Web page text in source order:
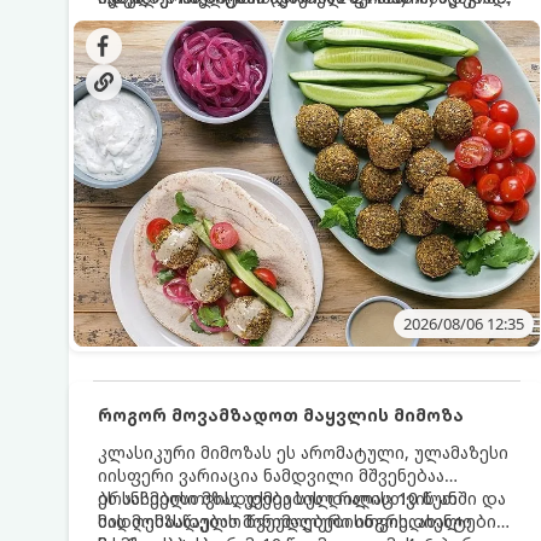
სალათებთან ერთად ან ტახინის (სესამის)
სოუსთან მირთმევისთვის.
იდეალურად შეინარჩუნოს და არ დაიშალოს.
დრო: 10–15 წუთი ულუფა: 20–24 ცალი ბურთულა
(4–6 პორცია)
2026/08/06 12:35
როგორ მოვამზადოთ მაყვლის მიმოზა
კლასიკური მიმოზას ეს არომატული, ულამაზესი
იისფერი ვარიაცია ნამდვილი მშვენებაა
ბრანჩებისთვის, უქმეების დილისთვის ან
სადღესასწაულო წვეულებებისთვის. ახალი
ეს სასმელი მზადდება სულ რაღაც 10 წუთში და
მის მომზადებას მინიმალური ინგრედიენტები